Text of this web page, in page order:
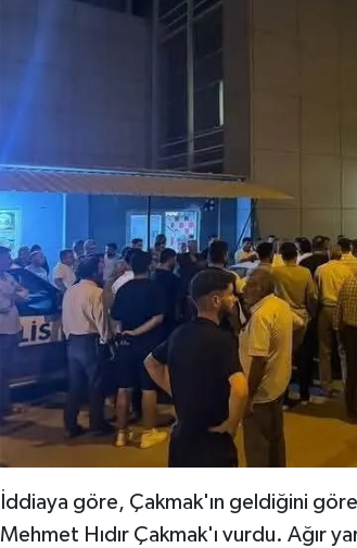
İddiaya göre, Çakmak'ın geldiğini
Mehmet Hıdır Çakmak'ı vurdu. Ağır